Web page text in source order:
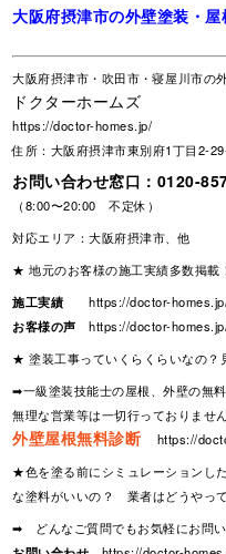
大阪府摂津市の外壁塗装・屋
大阪府摂津市・吹田市・寝屋川市の
ドクターホームズ
https://doctor-homes.jp/
住所：大阪府摂津市東別府1丁目2-
お問い合わせ窓口： 0120-
（8:00〜20:00 不定休）
対応エリア：大阪府摂津市、他
★ 地元のお客様の施工実績多数掲載！
施工実績
https://doctor-
お客様の声
https://doctor-
★ 塗装工事っていくらくらいなの？
➡一級塗装技能士の屋根、外壁の無
無理な営業等は一切行っておりませ
外壁屋根無料診断
https://
★色を塗る前にシミュレーション
な塗料がいいの？ 業者はどうやっ
➡ どんなご質問でもお気軽にお問い